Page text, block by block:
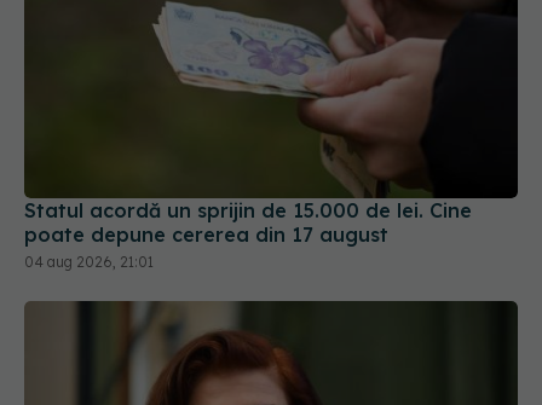
Statul acordă un sprijin de 15.000 de lei. Cine
poate depune cererea din 17 august
04 aug 2026, 21:01